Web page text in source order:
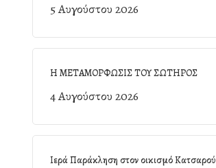
5 Αυγούστου 2026
Η ΜΕΤΑΜΟΡΦΩΣΙΣ ΤΟΥ ΣΩΤΗΡΟΣ
4 Αυγούστου 2026
Ιερά Παράκληση στον οικισμό Κατσαρού